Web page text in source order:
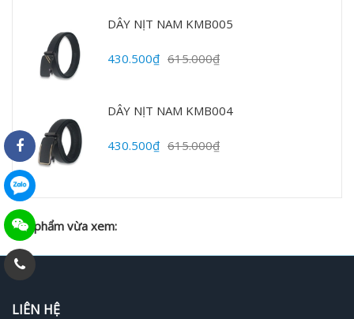
DÂY NỊT NAM KMB005
430.500₫ 615.000₫
DÂY NỊT NAM KMB004
430.500₫ 615.000₫
Sản phẩm vừa xem:
LIÊN HỆ